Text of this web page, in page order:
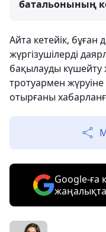
батальонының
Айта кетейік, бұған
жүргізушілерді
бақылауды күшейту
тротуармен
отырғаны
Google-ға